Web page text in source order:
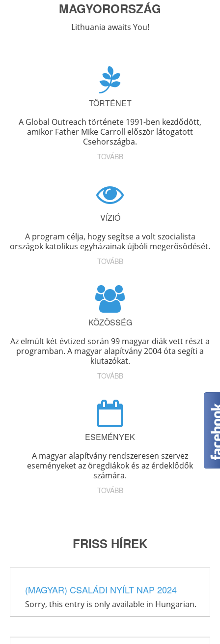
MAGYORORSZÁG
Lithuania awaits You!
TÖRTÉNET
A Global Outreach története 1991-ben kezdődött,
amikor Father Mike Carroll először látogatott
Csehországba.
TOVÁBB
VÍZIÓ
A program célja, hogy segítse a volt szocialista
országok katolikus egyházainak újbóli megerősödését.
TOVÁBB
KÖZÖSSÉG
Az elmúlt két évtized során 99 magyar diák vett részt a
programban. A magyar alapítvány 2004 óta segíti a
kiutazókat.
TOVÁBB
ESEMÉNYEK
A magyar alapítvány rendszeresen szervez
eseményeket az öregdiákok és az érdeklődők
számára.
TOVÁBB
FRISS HÍREK
(MAGYAR) CSALÁDI NYÍLT NAP 2024
Sorry, this entry is only available in Hungarian.